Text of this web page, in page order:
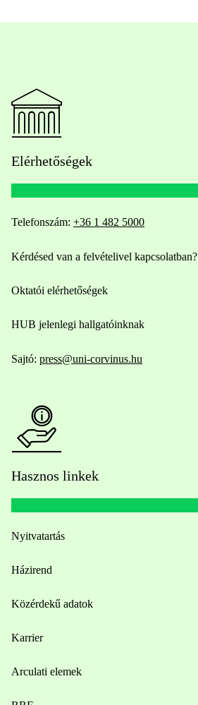
Elérhetőségek
Telefonszám: +36 1 482 5000
Kérdésed van a felvételivel kapcsolatban?
Oktatói elérhetőségek
HUB jelenlegi hallgatóinknak
Sajtó: press@uni-corvinus.hu
Hasznos linkek
Nyitvatartás
Házirend
Közérdekű adatok
Karrier
Arculati elemek